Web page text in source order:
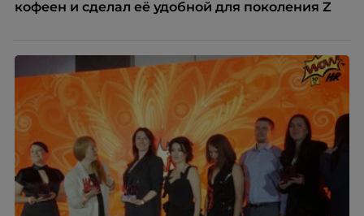
кофеен и сделал её удобной для поколения Z